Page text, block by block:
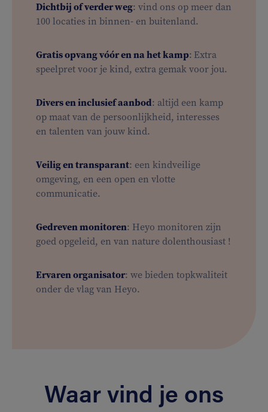
Dichtbij of verder weg: vind ons op meer dan
100 locaties in binnen- en buitenland.
Gratis opvang vóór en na het kamp: Extra
speelpret voor je kind, extra gemak voor jou.
Divers en inclusief aanbod: altijd een kamp
op maat van de persoonlijkheid, interesses
en talenten van jouw kind.
Veilig en transparant: een kindveilige
omgeving, en een open en vlotte
communicatie.
Gedreven monitoren: Heyo monitoren zijn
goed opgeleid, en van nature dolenthousiast !
Ervaren organisator: we bieden topkwaliteit
onder de vlag van Heyo.
Waar vind je ons